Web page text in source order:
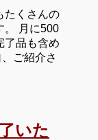
たくさんの
。 月に500
了品も含め
ご紹介さ
いた